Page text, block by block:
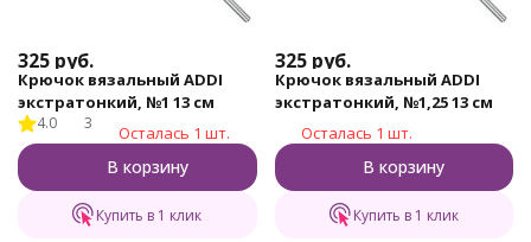
325 руб.
Крючок вязальный ADDI
экстратонкий, №1 13 см
4.0 3 Осталась 1 шт.
В корзину
Купить в 1 клик
325 руб.
Крючок вязальный ADDI
экстратонкий, №1,25 13 см
Осталась 1 шт.
В корзину
Купить в 1 клик